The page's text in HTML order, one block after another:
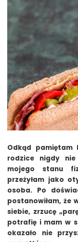
Odkąd pamiętam
rodzice nigdy
mojego stanu
przeżyłam jako
osoba. Po
postanowiłam, że
siebie, zrzucę
potrafię i mam w
okazało nie